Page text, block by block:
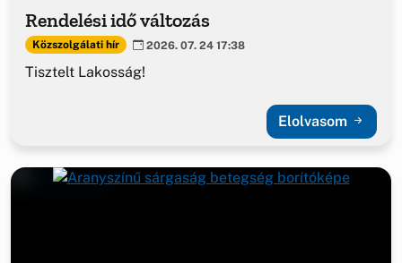
Rendelési idő változás
Közszolgálati hír 2026. 07. 24 17:38
Tisztelt Lakosság!
Elolvasom